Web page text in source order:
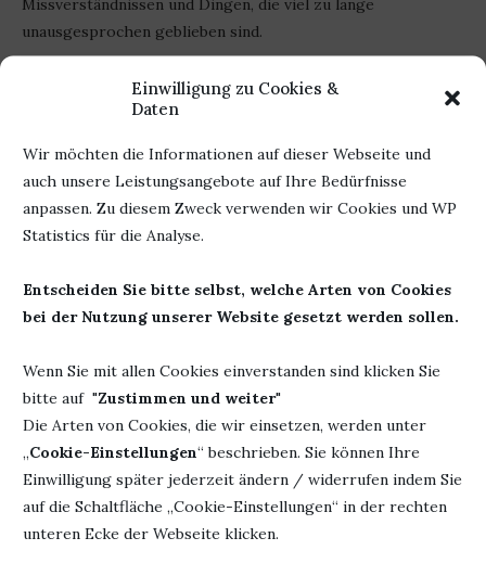
Einwilligung zu Cookies &
Daten
Wir möchten die Informationen auf dieser Webseite und
auch unsere Leistungsangebote auf Ihre Bedürfnisse
anpassen. Zu diesem Zweck verwenden wir Cookies und WP
Statistics für die Analyse.
Entscheiden Sie bitte selbst, welche Arten von Cookies
bei der Nutzung unserer Website gesetzt werden sollen.
Wenn Sie mit allen Cookies einverstanden sind klicken Sie
bitte auf "Zustimmen und weiter"
Die Arten von Cookies, die wir einsetzen, werden unter
„Cookie-Einstellungen“ beschrieben. Sie können Ihre
Einwilligung später jederzeit ändern / widerrufen indem Sie
auf die Schaltfläche „Cookie-Einstellungen“ in der rechten
unteren Ecke der Webseite klicken.
Missverständnissen und Dingen, die viel zu lange
unausgesprochen geblieben sind.
Das Ende hat mich neugierig auf die beiden weiteren Bände
gemacht und trotzdem blieben sie bisher ungelesen. Wobei
Wer hat die Geschichte der drei Schwestern bereits
gelesen? Habt ihr alle Geheimnisse aufgedeckt, alle losen
Enden verbunden? Was hat die Geschichte mit euch
Titel: Sturmwindherz
Autor: Liv Helland
Erschienen: 12. Dezember
2025
Herausgeber:
Verlag
Seiten: 336
ISBN: 978-3-499-01731-5